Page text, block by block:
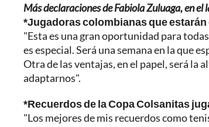
Más declaraciones de Fabiola Zuluaga, en
*Jugadoras colombianas que estarán
"Esta es una gran oportunidad para
es especial. Será una semana en la que
Otra de las ventajas, en el papel, será la
adaptarnos".
*Recuerdos de la Copa Colsanitas
"Los mejores de mis recuerdos como